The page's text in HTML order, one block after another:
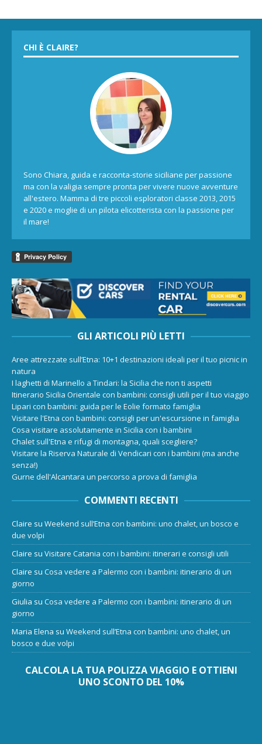
CHI È CLAIRE?
Sono Chiara, guida e racconta-storie siciliane per passione
ma con la valigia sempre pronta per vivere nuove avventure
all'estero. Mamma di tre piccoli esploratori classe 2013, 2015
e 2020 e moglie di un pilota elicotterista con la passione per
il mare!
GLI ARTICOLI PIÙ LETTI
Aree attrezzate sull’Etna: 10+1 destinazioni ideali per il tuo picnic in
natura
I laghetti di Marinello a Tindari: la Sicilia che non ti aspetti
Itinerario Sicilia Orientale con bambini: consigli utili per il tuo viaggio
Lipari con bambini: guida per le Eolie formato famiglia
Visitare l'Etna con bambini: consigli per un'escursione in famiglia
Cosa visitare assolutamente in Sicilia con i bambini
Chalet sull'Etna e rifugi di montagna, quali scegliere?
Visitare la Riserva Naturale di Vendicari con i bambini (ma anche
senza!)
Gurne dell'Alcantara un percorso a prova di famiglia
COMMENTI RECENTI
Claire su Weekend sull’Etna con bambini: uno chalet, un bosco e
due volpi
Claire su Visitare Catania con i bambini: itinerari e consigli utili
Claire su Cosa vedere a Palermo con i bambini: itinerario di un
giorno
Giulia su Cosa vedere a Palermo con i bambini: itinerario di un
giorno
Maria Elena su Weekend sull’Etna con bambini: uno chalet, un
bosco e due volpi
CALCOLA LA TUA POLIZZA VIAGGIO E OTTIENI
UNO SCONTO DEL 10%